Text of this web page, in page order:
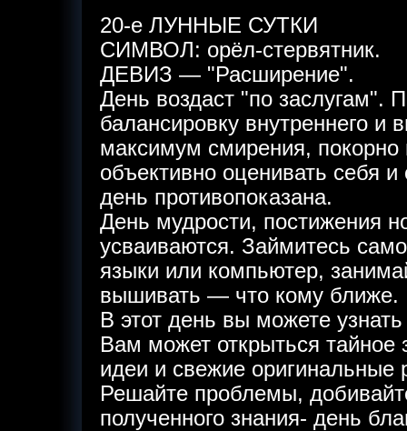
20-е ЛУННЫЕ СУТКИ
СИМВОЛ: орёл-стервятник.
ДЕВИЗ — "Расширение".
День воздаст "по заслугам".
балансировку внутреннего и
максимум смирения, покорно
объективно оценивать себя
день противопоказана.
День мудрости, постижения
усваиваются. Займитесь
языки или компьютер,
вышивать — что кому ближе.
В этот день вы можете
Вам может открыться тайное
идеи и свежие
Решайте проблемы,
полученного знания- день